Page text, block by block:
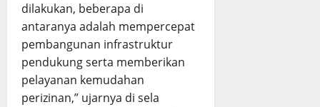
dilakukan, beberapa di
antaranya adalah mempercepat
pembangunan infrastruktur
pendukung serta memberikan
pelayanan kemudahan
perizinan,” ujarnya di sela